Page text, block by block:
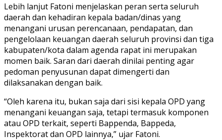
Lebih lanjut Fatoni menjelaskan peran serta seluruh
daerah dan kehadiran kepala badan/dinas yang
menangani urusan perencanaan, pendapatan, dan
pengelolaan keuangan daerah seluruh provinsi dan tiga
kabupaten/kota dalam agenda rapat ini merupakan
momen baik. Saran dari daerah dinilai penting agar
pedoman penyusunan dapat dimengerti dan
dilaksanakan dengan baik.
“Oleh karena itu, bukan saja dari sisi kepala OPD yang
menangani keuangan saja, tetapi termasuk komponen
atau OPD terkait, seperti Bappenda, Bappeda,
Inspektorat dan OPD lainnya,” ujar Fatoni.